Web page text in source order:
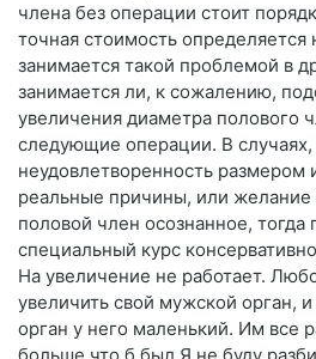
члена без операции стоит
точная стоимость определяется
занимается такой проблемой в
занимается ли, к сожалению,
увеличения диаметра полового
следующие операции. В случаях,
неудовлетворенность размером
реальные причины, или
половой член осознанное, тогда
специальный курс
На увеличение не работает.
увеличить свой мужской орган, и
орган у него маленький. Им все